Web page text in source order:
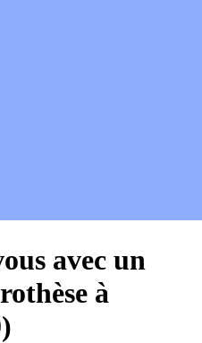
avec un
à